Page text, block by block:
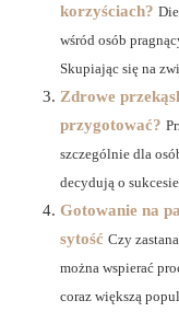
korzyściach?
wśród osób
Skupiając się na
Zdrowe
przygotować?
szczególnie dla
decydują o sukcesie
Gotowanie na
sytość Czy
można wspierać
coraz większą